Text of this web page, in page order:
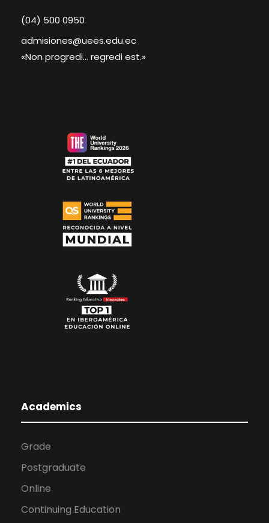
(04) 500 0950
admisiones@uees.edu.ec
«Non progredi... regredi est.»
Academics
Grade
Postgraduate
Online
Continuing Education